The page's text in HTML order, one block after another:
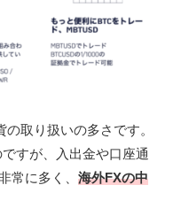
取り扱いの多さです。
すが、入出金や口座通
常に多く、 海外FXの中